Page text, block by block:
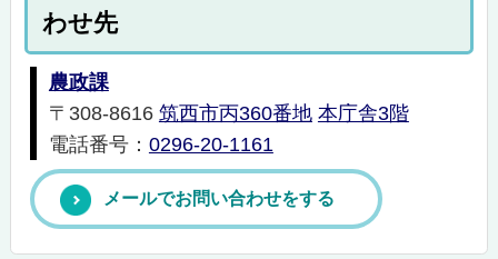
わせ先
農政課
〒308-8616 筑西市丙360番地 本庁舎3階
電話番号： 0296-20-1161
メールでお問い合わせをする